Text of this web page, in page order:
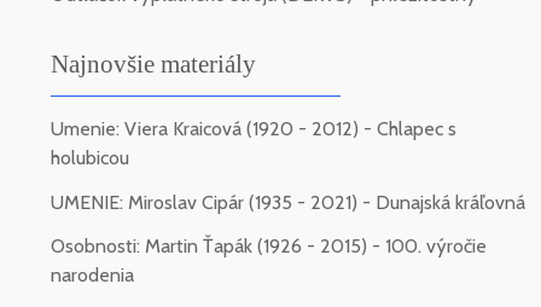
Najnovšie materiály
Umenie: Viera Kraicová (1920 - 2012) - Chlapec s
holubicou
UMENIE: Miroslav Cipár (1935 - 2021) - Dunajská kráľovná
Osobnosti: Martin Ťapák (1926 - 2015) - 100. výročie
narodenia